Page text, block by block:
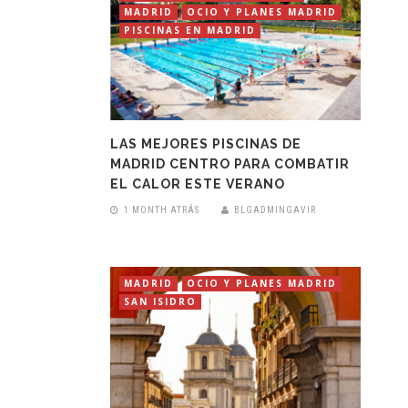
MADRID
OCIO Y PLANES MADRID
PISCINAS EN MADRID
LAS MEJORES PISCINAS DE
MADRID CENTRO PARA COMBATIR
EL CALOR ESTE VERANO
1 MONTH ATRÁS BLGADMINGAVIR
MADRID
OCIO Y PLANES MADRID
SAN ISIDRO